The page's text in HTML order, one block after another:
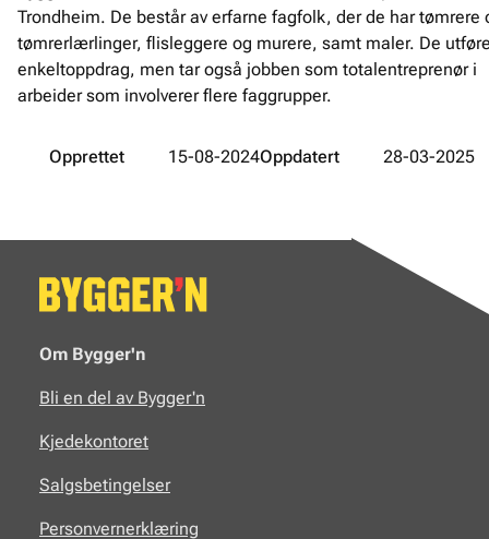
Trondheim. De består av erfarne fagfolk, der de har tømrere
tømrerlærlinger, flisleggere og murere, samt maler. De
enkeltoppdrag, men tar også jobben som totalentreprenør i
arbeider som involverer flere faggrupper.
Opprettet 15-08-2024Oppdatert 28-03-2025
Om Bygger'n
Bli en del av Bygger'n
Kjedekontoret
Salgsbetingelser
Personvernerklæring